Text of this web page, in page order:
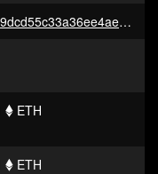
0x0fc573a0d1757289dcd55c33a36ee4aebe23548ca5f64761a93f14cc1a97dae4
ETH
ETH